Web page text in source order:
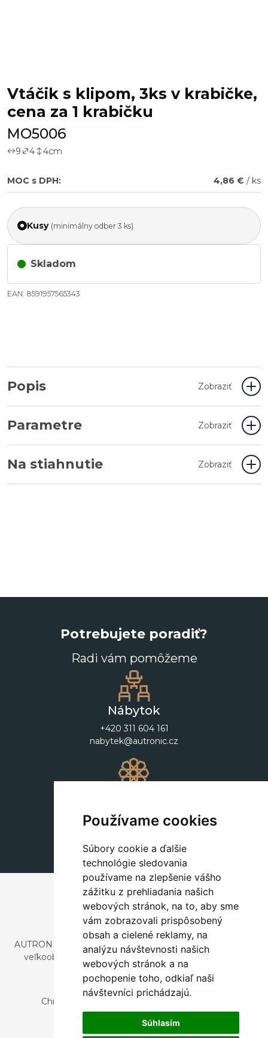
Používame cookies
Súbory cookie a ďalšie
technológie sledovania
používame na zlepšenie vášho
zážitku z prehliadania našich
webových stránok, na to, aby sme
vám zobrazovali prispôsobený
obsah a cielené reklamy, na
analýzu návštevnosti našich
webových stránok a na
pochopenie toho, odkiaľ naši
návštevníci prichádzajú.
Súhlasím
Vtáčik s klipom, 3ks v krabičke,
cena za 1 krabičku
MO5006
9 4 4cm
MOC s DPH: 4,86 € / ks
Kusy (minimálny odber 3 ks)
Skladom
EAN: 8591957565343
Popis Zobraziť
Parametre Zobraziť
Na stiahnutie Zobraziť
Potrebujete poradiť?
Radi vám pomôžeme
Nábytok
+420 311 604 161
nabytek@autronic.cz
+420 311 604 182
dekorace@autronic.cz
AUTRONIC, s.r.o. je spoločnosť zaoberajúca sa dovozom a
veľkoobchodným predajom dizajnového aj štýlového
nábytku a dekorácií.
Česká republika
Chrustenice 270, 267 12 Loděnice u Berouna
Slovensko
Nová 366, 032 02 Závažná Poruba